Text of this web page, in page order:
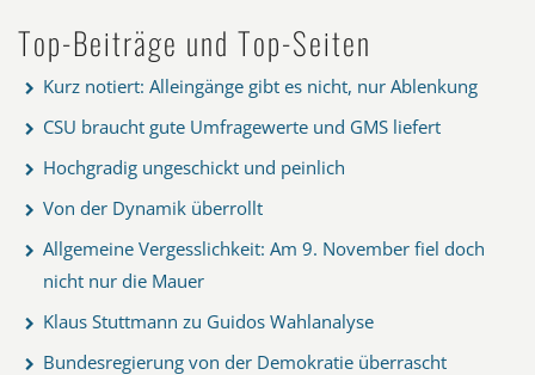
Top-Beiträge und Top-Seiten
Kurz notiert: Alleingänge gibt es nicht, nur Ablenkung
CSU braucht gute Umfragewerte und GMS liefert
Hochgradig ungeschickt und peinlich
Von der Dynamik überrollt
Allgemeine Vergesslichkeit: Am 9. November fiel doch
nicht nur die Mauer
Klaus Stuttmann zu Guidos Wahlanalyse
Bundesregierung von der Demokratie überrascht